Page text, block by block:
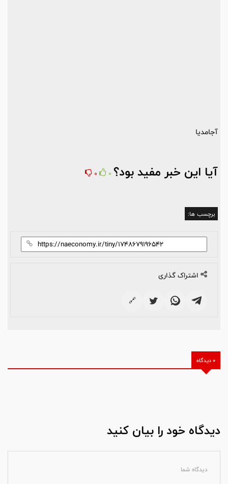
آجامدیا
آیا این خبر مفید بود؟ 0
0
برچسب ها:
اشتراک گذاری
🔗
0 دیدگاه
دیدگاه خود را بیان کنید